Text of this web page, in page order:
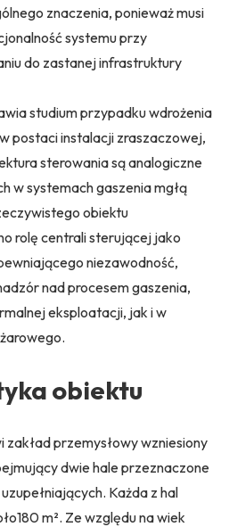
znaczenia, ponieważ musi
systemu przy
do zastanej infrastruktury
studium przypadku wdrożenia
postaci instalacji zraszaczowej,
sterowania są analogiczne
w systemach gaszenia mgłą
obiektu
rolę centrali sterującej jako
niezawodność,
nad procesem gaszenia,
eksploatacji, jak i w
obiektu
przemysłowy wzniesiony
dwie hale przeznaczone
Każda z hal
m². Ze względu na wiek